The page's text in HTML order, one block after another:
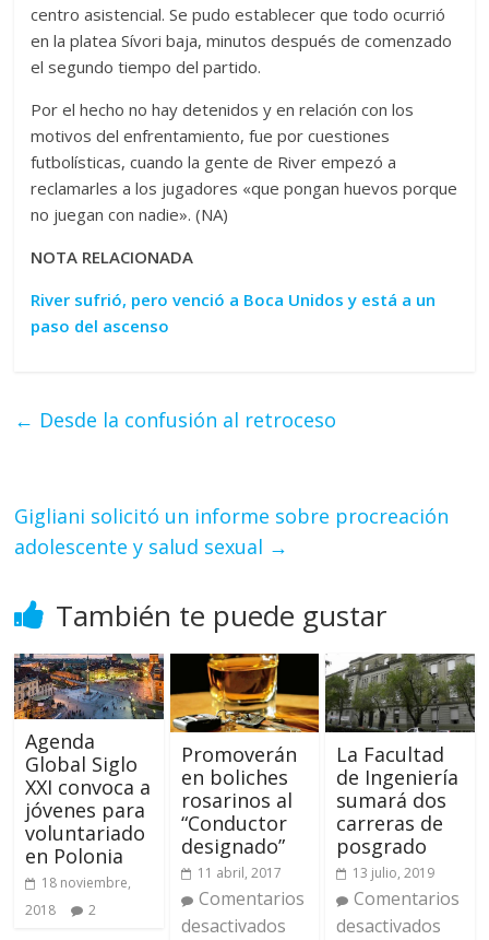
centro asistencial. Se pudo establecer que todo ocurrió
en la platea Sívori baja, minutos después de comenzado
el segundo tiempo del partido.
Por el hecho no hay detenidos y en relación con los
motivos del enfrentamiento, fue por cuestiones
futbolísticas, cuando la gente de River empezó a
reclamarles a los jugadores «que pongan huevos porque
no juegan con nadie». (NA)
NOTA RELACIONADA
River sufrió, pero venció a Boca Unidos y está a un
paso del ascenso
← Desde la confusión al retroceso
Gigliani solicitó un informe sobre procreación
adolescente y salud sexual →
También te puede gustar
Agenda
Global Siglo
XXI convoca a
jóvenes para
voluntariado
en Polonia
18 noviembre,
2018
2
Promoverán
en boliches
rosarinos al
“Conductor
designado”
11 abril, 2017
Comentarios
desactivados
La Facultad
de Ingeniería
sumará dos
carreras de
posgrado
13 julio, 2019
Comentarios
desactivados